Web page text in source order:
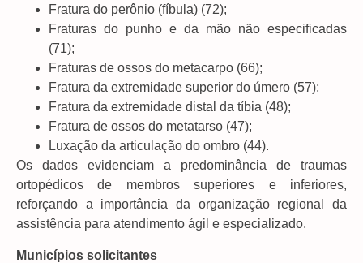
Fratura do perônio (fíbula) (72);
Fraturas do punho e da mão não especificadas
(71);
Fraturas de ossos do metacarpo (66);
Fratura da extremidade superior do úmero (57);
Fratura da extremidade distal da tíbia (48);
Fratura de ossos do metatarso (47);
Luxação da articulação do ombro (44).
Os dados evidenciam a predominância de traumas
ortopédicos de membros superiores e inferiores,
reforçando a importância da organização regional da
assistência para atendimento ágil e especializado.
Municípios solicitantes